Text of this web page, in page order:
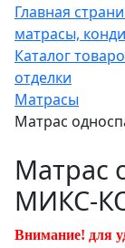
Главная
матрасы,
Каталог
отделки
Матрасы
Матрас
Матрас
МИКС-
Внимание! для